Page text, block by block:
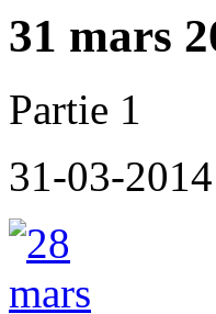
31 mars
Partie 1
31-03-2014